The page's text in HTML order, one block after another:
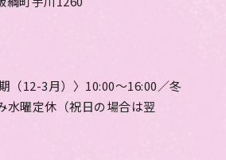
（12-3月）〉10:00～16:00／冬
水曜定休（祝日の場合は翌